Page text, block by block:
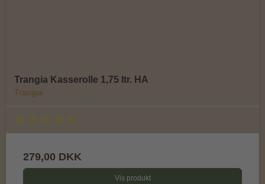
Trangia Kasserolle 1,75 ltr. HA
Trangia
279,00 DKK
Vis produkt